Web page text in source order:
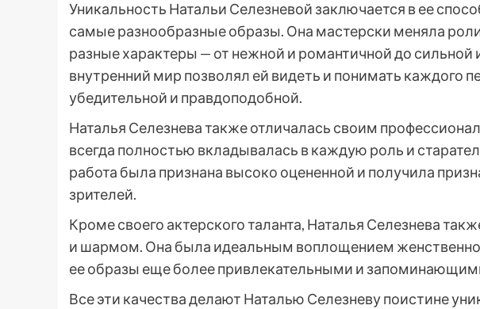
Уникальность Натальи Селезневой заключается в ее
самые разнообразные образы. Она мастерски меняла
разные характеры — от нежной и романтичной до сильной
внутренний мир позволял ей видеть и понимать каждого
убедительной и правдоподобной.
Наталья Селезнева также отличалась своим
всегда полностью вкладывалась в каждую роль и
работа была признана высоко оцененной и получила
зрителей.
Кроме своего актерского таланта, Наталья Селезнева
и шармом. Она была идеальным воплощением
ее образы еще более привлекательными и
Все эти качества делают Наталью Селезневу поистине